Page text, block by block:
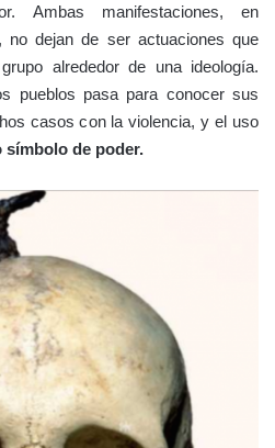
Ambas manifestaciones, en
no dejan de ser actuaciones que
alrededor de una ideología.
pueblos pasa para conocer sus
casos con la violencia, y el uso
símbolo de poder.